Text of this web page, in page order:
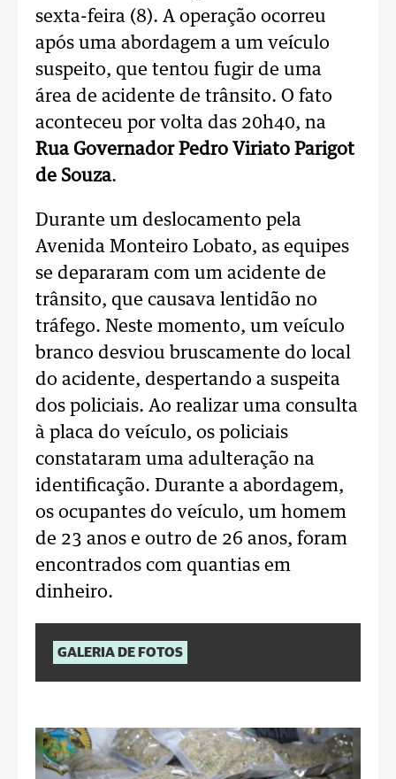
sexta-feira (8). A operação ocorreu
após uma abordagem a um veículo
suspeito, que tentou fugir de uma
área de acidente de trânsito. O fato
aconteceu por volta das 20h40, na
Rua Governador Pedro Viriato Parigot
de Souza.
Durante um deslocamento pela
Avenida Monteiro Lobato, as equipes
se depararam com um acidente de
trânsito, que causava lentidão no
tráfego. Neste momento, um veículo
branco desviou bruscamente do local
do acidente, despertando a suspeita
dos policiais. Ao realizar uma consulta
à placa do veículo, os policiais
constataram uma adulteração na
identificação. Durante a abordagem,
os ocupantes do veículo, um homem
de 23 anos e outro de 26 anos, foram
encontrados com quantias em
dinheiro.
GALERIA DE FOTOS